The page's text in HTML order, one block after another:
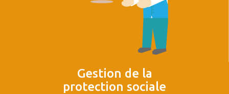
Gestion de la
protection sociale